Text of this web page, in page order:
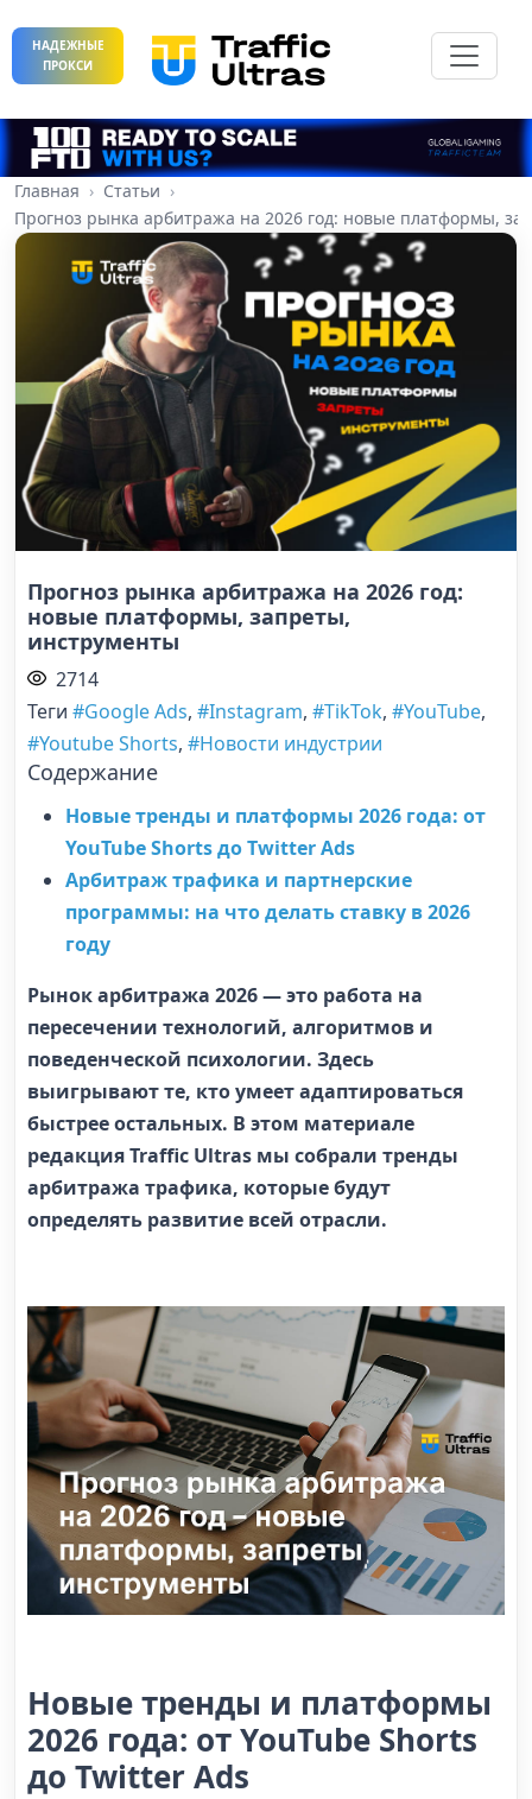
НАДЕЖНЫЕ
ПРОКСИ
Главная
Статьи
Прогноз рынка арбитража на 2026 год: новые платформы,
Прогноз рынка арбитража на 2026 год:
новые платформы, запреты,
инструменты
2714
Теги #Google Ads, #Instagram, #TikTok, #YouTube,
#Youtube Shorts, #Новости индустрии
Содержание
Новые тренды и платформы 2026 года: от
YouTube Shorts до Twitter Ads
Арбитраж трафика и партнерские
программы: на что делать ставку в 2026
году
Рынок арбитража 2026 — это работа на
пересечении технологий, алгоритмов и
поведенческой психологии. Здесь
выигрывают те, кто умеет адаптироваться
быстрее остальных. В этом материале
редакция Traffic Ultras мы собрали тренды
арбитража трафика, которые будут
определять развитие всей отрасли.
Новые тренды и платформы
2026 года: от YouTube Shorts
до Twitter Ads